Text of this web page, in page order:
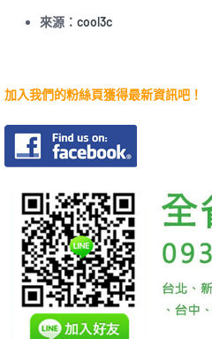
來源： cool3c
加入我們的粉絲頁獲得最新資訊吧！